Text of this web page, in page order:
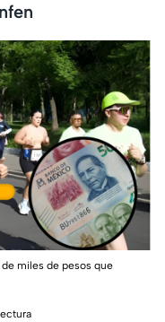
miles de pesos que